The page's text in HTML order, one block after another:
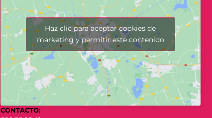
Haz clic para aceptar cookies de
marketing y permitir este contenido
CONTACTO: